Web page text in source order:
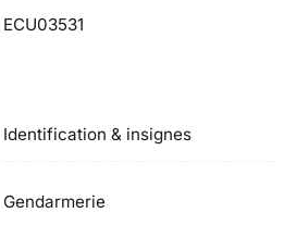
ECU03531
Identification & insignes
Gendarmerie